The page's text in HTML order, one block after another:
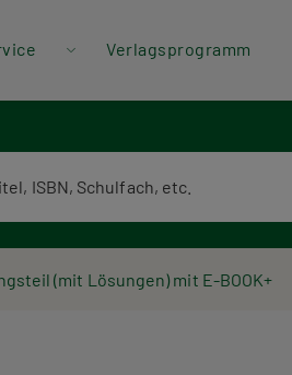
Verlagsprogramm
(mit Lösungen) mit E-BOOK+